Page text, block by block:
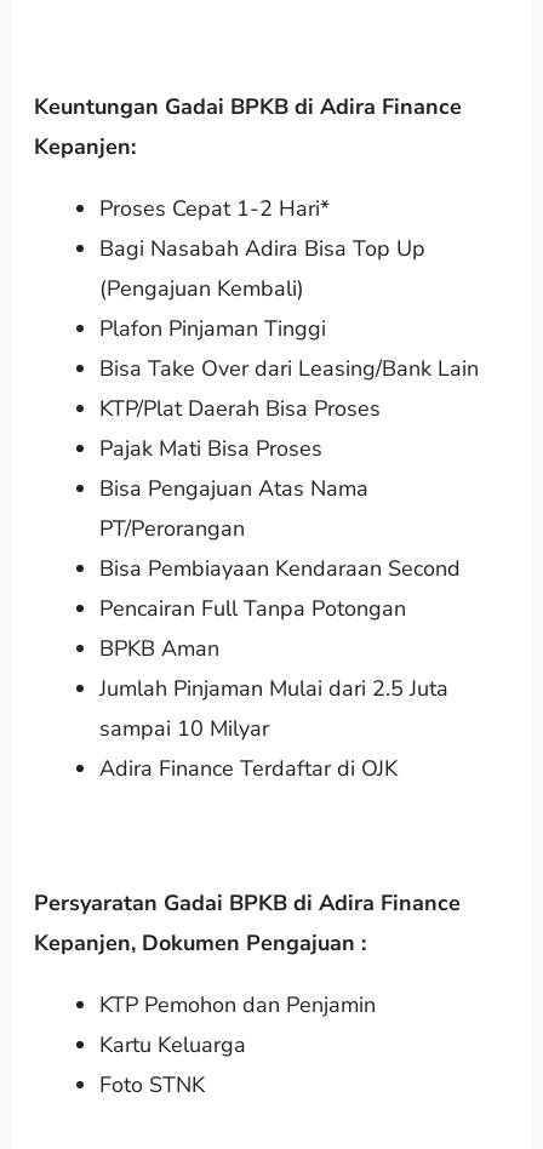
Keuntungan Gadai BPKB di Adira Finance
Kepanjen:
Proses Cepat 1-2 Hari*
Bagi Nasabah Adira Bisa Top Up
(Pengajuan Kembali)
Plafon Pinjaman Tinggi
Bisa Take Over dari Leasing/Bank Lain
KTP/Plat Daerah Bisa Proses
Pajak Mati Bisa Proses
Bisa Pengajuan Atas Nama
PT/Perorangan
Bisa Pembiayaan Kendaraan Second
Pencairan Full Tanpa Potongan
BPKB Aman
Jumlah Pinjaman Mulai dari 2.5 Juta
sampai 10 Milyar
Adira Finance Terdaftar di OJK
Persyaratan Gadai BPKB di Adira Finance
Kepanjen, Dokumen Pengajuan :
KTP Pemohon dan Penjamin
Kartu Keluarga
Foto STNK